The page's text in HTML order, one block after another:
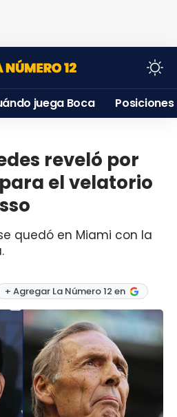
juega Boca Posiciones
reveló por
el velatorio
quedó en Miami con la
+ Agregar La Número 12 en